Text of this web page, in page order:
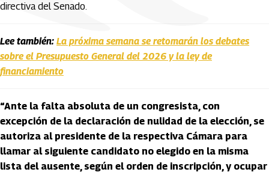
directiva del Senado.
Lee también: La próxima semana se retomarán los debates
sobre el Presupuesto General del 2026 y la ley de
financiamiento
“Ante la falta absoluta de un congresista, con
excepción de la declaración de nulidad de la elección, se
autoriza al presidente de la respectiva Cámara para
llamar al siguiente candidato no elegido en la misma
lista del ausente, según el orden de inscripción, y ocupar